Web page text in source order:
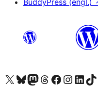
Unser X-Konto (früher Twitter) besuchen
Unser Bluesky-Konto besuchen
Unser Mastodon-Konto besuchen
Unser Threads-Konto besuchen
Unsere Facebook-Seite
Unser Instagram-
UnserUnser